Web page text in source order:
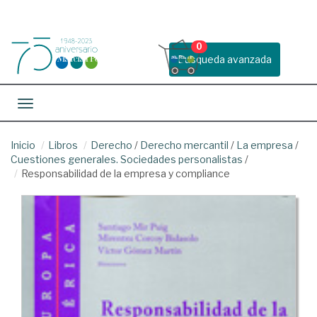
Busqueda avanzada
0
Toggle navigation
Inicio Libros Derecho / Derecho mercantil / La empresa /
Cuestiones generales. Sociedades personalistas /
Responsabilidad de la empresa y compliance